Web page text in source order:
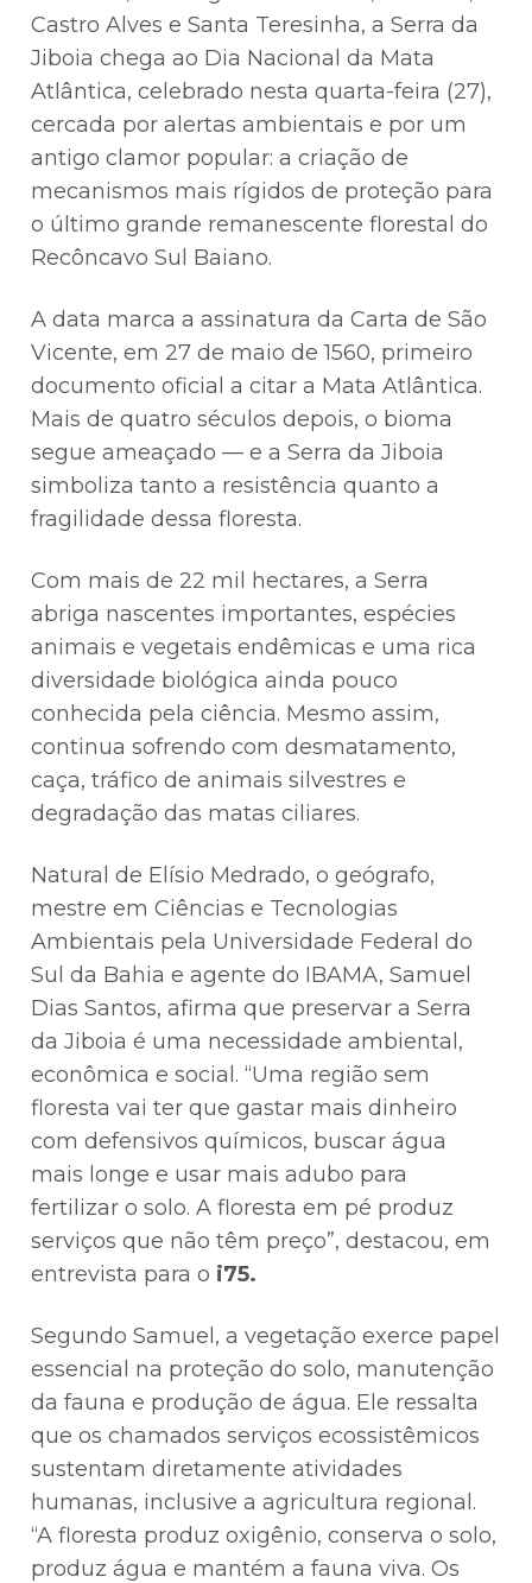
Castro Alves e Santa Teresinha, a Serra da
Jiboia chega ao Dia Nacional da Mata
Atlântica, celebrado nesta quarta-feira (27),
cercada por alertas ambientais e por um
antigo clamor popular: a criação de
mecanismos mais rígidos de proteção para
o último grande remanescente florestal do
Recôncavo Sul Baiano.
A data marca a assinatura da Carta de São
Vicente, em 27 de maio de 1560, primeiro
documento oficial a citar a Mata Atlântica.
Mais de quatro séculos depois, o bioma
segue ameaçado — e a Serra da Jiboia
simboliza tanto a resistência quanto a
fragilidade dessa floresta.
Com mais de 22 mil hectares, a Serra
abriga nascentes importantes, espécies
animais e vegetais endêmicas e uma rica
diversidade biológica ainda pouco
conhecida pela ciência. Mesmo assim,
continua sofrendo com desmatamento,
caça, tráfico de animais silvestres e
degradação das matas ciliares.
Natural de Elísio Medrado, o geógrafo,
mestre em Ciências e Tecnologias
Ambientais pela Universidade Federal do
Sul da Bahia e agente do IBAMA, Samuel
Dias Santos, afirma que preservar a Serra
da Jiboia é uma necessidade ambiental,
econômica e social. “Uma região sem
floresta vai ter que gastar mais dinheiro
com defensivos químicos, buscar água
mais longe e usar mais adubo para
fertilizar o solo. A floresta em pé produz
serviços que não têm preço”, destacou, em
entrevista para o i75.
Segundo Samuel, a vegetação exerce papel
essencial na proteção do solo, manutenção
da fauna e produção de água. Ele ressalta
que os chamados serviços ecossistêmicos
sustentam diretamente atividades
humanas, inclusive a agricultura regional.
“A floresta produz oxigênio, conserva o solo,
produz água e mantém a fauna viva. Os